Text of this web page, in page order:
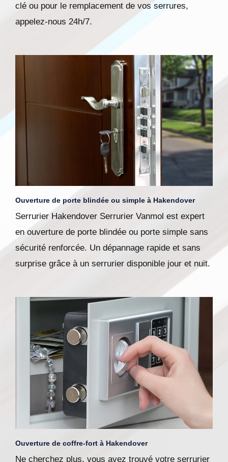
clé ou pour le remplacement de vos serrures,
appelez-nous 24h/7.
Ouverture de porte blindée ou simple à Hakendover
Serrurier Hakendover Serrurier Vanmol est expert
en ouverture de porte blindée ou porte simple sans
sécurité renforcée. Un dépannage rapide et sans
surprise grâce à un serrurier disponible jour et nuit.
Ouverture de coffre-fort à Hakendover
Ne cherchez plus, vous avez trouvé votre serrurier